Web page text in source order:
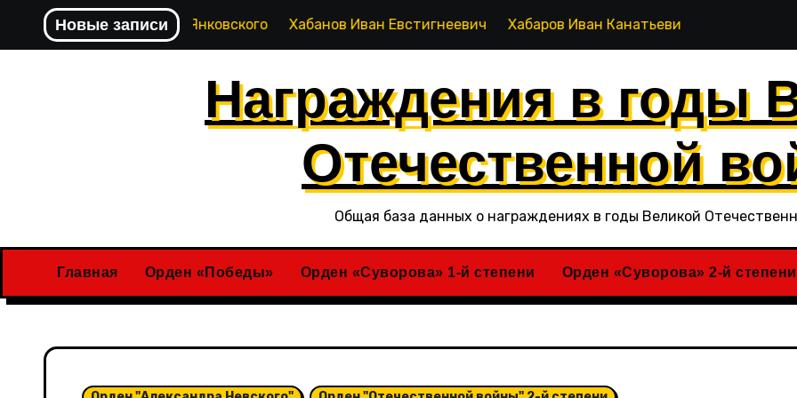
Перейти
Новые записи
Союза Степана Янковского Хабанов Иван Евстигнеевич Хабаров Иван Канатьевич Хабиров Рашид
Награждения в годы
Отечественной
Общая база данных о награждениях в годы Великой
Главная Орден «Победы» Орден «Суворова» 1-й степени Орден «Суворова» 2-й степени